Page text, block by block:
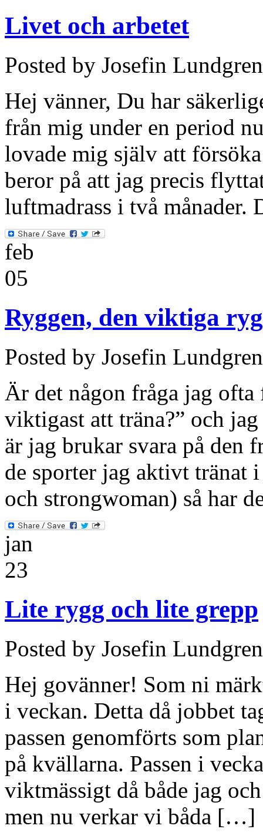
Livet och arbetet
Posted by Josefin Lundgren
Hej vänner, Du har
från mig under en period
lovade mig själv att
beror på att jag precis
luftmadrass i två
feb
05
Ryggen, den viktiga
Posted by Josefin Lundgren
Är det någon fråga jag
viktigast att träna?” och
är jag brukar svara på den
de sporter jag aktivt tränat
och strongwoman) så har
jan
23
Lite rygg och lite grepp
Posted by Josefin Lundgren
Hej govänner! Som ni
i veckan. Detta då jobbet
passen genomförts som
på kvällarna. Passen i
viktmässigt då både jag
men nu verkar vi båda […]